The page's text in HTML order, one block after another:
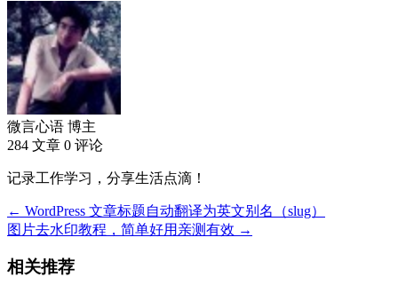
微言心语 博主
284 文章 0 评论
记录工作学习，分享生活点滴！
← WordPress 文章标题自动翻译为英文别名（slug）
图片去水印教程，简单好用亲测有效 →
相关推荐